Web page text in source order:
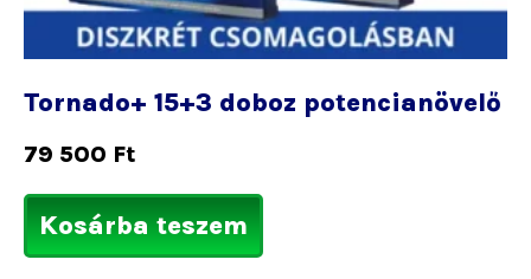
Tornado+ 15+3 doboz potencianövelő
79 500 Ft
Kosárba teszem